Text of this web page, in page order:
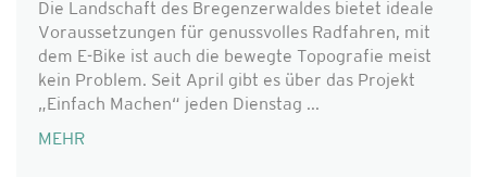
Die Landschaft des Bregenzerwaldes bietet ideale
Voraussetzungen für genussvolles Radfahren, mit
dem E-Bike ist auch die bewegte Topografie meist
kein Problem. Seit April gibt es über das Projekt
„Einfach Machen“ jeden Dienstag ...
MEHR